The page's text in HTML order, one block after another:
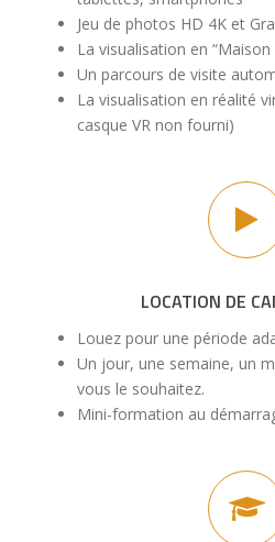
Jeu de photos HD 4K et
La visualisation en
Un parcours de visite
La visualisation en réalité
casque VR non fourni)
LOCATION DE
Louez pour une période
Un jour, une semaine, un
vous le souhaitez.
Mini-formation au